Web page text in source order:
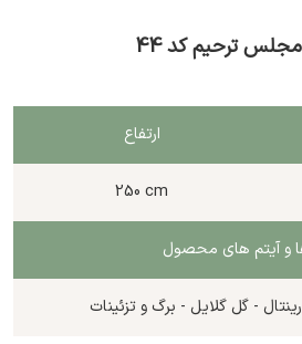
ترحیم کد 44
ارتفاع
250 cm
و آیتم های محصول
- گل گلایل - برگ و تزئینات